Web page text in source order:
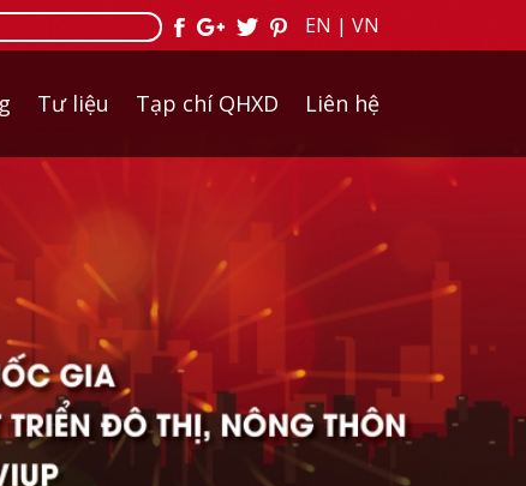
EN | VN
Tư liệu Tạp chí QHXD Liên hệ